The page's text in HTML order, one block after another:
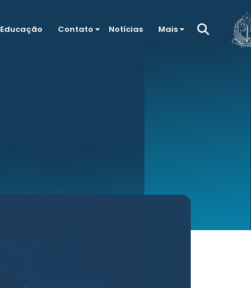
Educação Contato Notícias Mais